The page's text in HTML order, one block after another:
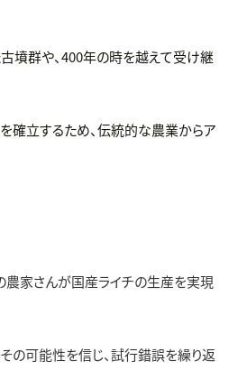
墳群や、400年の時を越えて受け継
確立するため、伝統的な農業からア
家さんが国産ライチの生産を実現
の可能性を信じ、試行錯誤を繰り返